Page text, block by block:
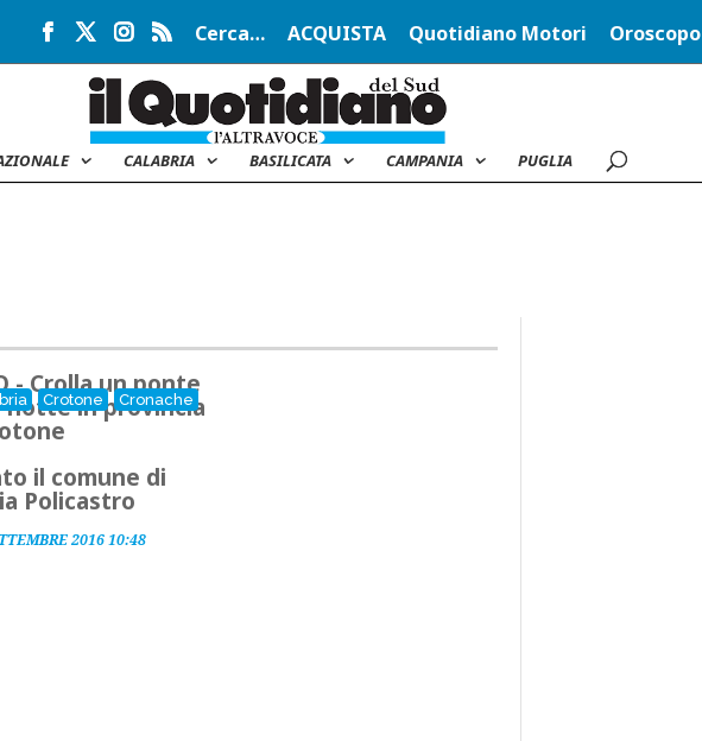
Cerca… ACQUISTA Quotidiano Motori Oroscopo
CALABRIA BASILICATA CAMPANIA PUGLIA
Crotone Cronache
- Crolla un ponte
notte in provincia
il comune di
Policastro
2016 10:48